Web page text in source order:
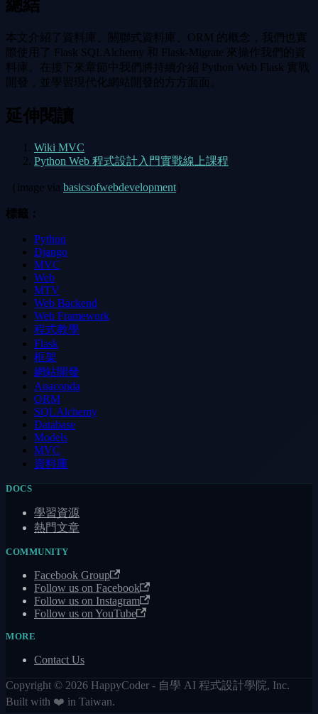
總結
本文介紹了資料庫、關聯式資料庫、ORM 的概念，我們也實
際使用了 Flask SQLAlchemy 和 Flask-Migrate 來操作我們的資
料庫。在接下來章節中我們將持續介紹 Python Web Flask 實戰
開發，並學習現代化網站開發的方方面面。
延伸閱讀
Wiki MVC
Python Web 程式設計入門實戰線上課程
（image via basicsofwebdevelopment）
標籤：
Python
Django
MVC
Web
MTV
Web Backend
Web Framework
程式教學
Flask
框架
網站開發
Anaconda
ORM
SQLAlchemy
Database
Models
MVC
資料庫
DOCS
學習資源
熱門文章
COMMUNITY
Facebook Group
Follow us on Facebook
Follow us on Instagram
Follow us on YouTube
MORE
Contact Us
Copyright © 2026 HappyCoder - 自學 AI 程式設計學院, Inc.
Built with ❤️ in Taiwan.